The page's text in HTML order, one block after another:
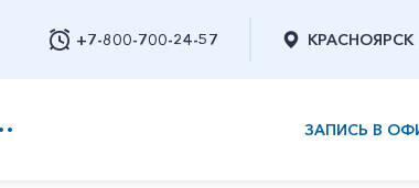
+7-800-700-24-57 КРАСНОЯРСК
ЗАПИСЬ В